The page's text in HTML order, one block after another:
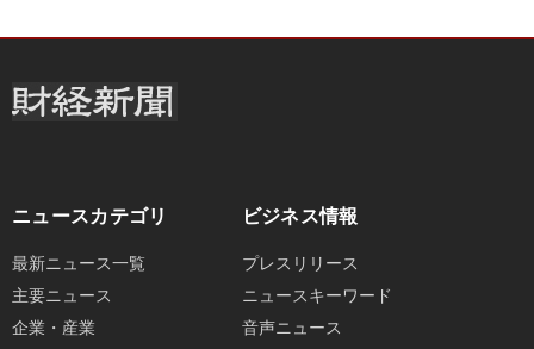
ニュースカテゴリ
最新ニュース一覧
主要ニュース
企業・産業
ビジネス情報
プレスリリース
ニュースキーワード
音声ニュース